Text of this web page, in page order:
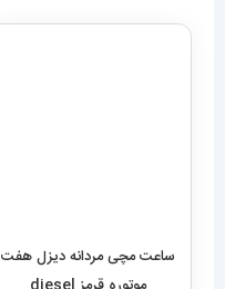
ساعت مچی مردانه دیزل هفت